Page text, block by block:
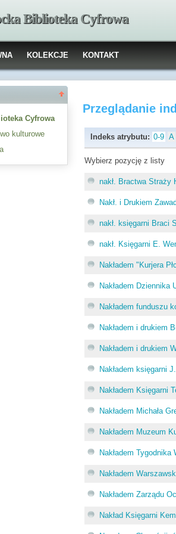
Biblioteka Cyfrowa
KOLEKCJE KONTAKT
Cyfrowa
kulturowe
Przeglądanie
Indeks atrybutu: 0-9 A
Wybierz pozycję z listy
nakł. Bractwa Straży
Nakł. i Drukiem
nakł. księgarni Braci
nakł. Księgarni E.
Nakładem "Kurjera
Nakładem Dziennika
Nakładem funduszu
Nakładem i drukiem
Nakładem i drukiem
Nakładem księgarni
Nakładem Księgarni
Nakładem Michała
Nakładem Muzeum
Nakładem
Nakładem
Nakładem Zarządu
Nakład Księgarni